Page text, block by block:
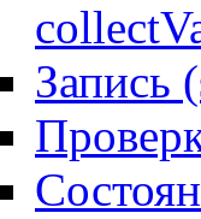
Запись